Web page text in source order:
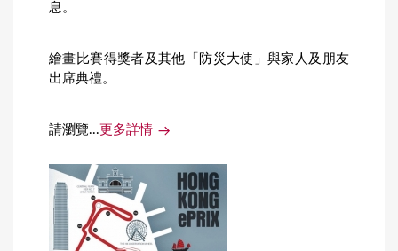
息。
繪畫比賽得獎者及其他「防災大使」與家人及朋友
出席典禮。
請瀏覽... 更多詳情